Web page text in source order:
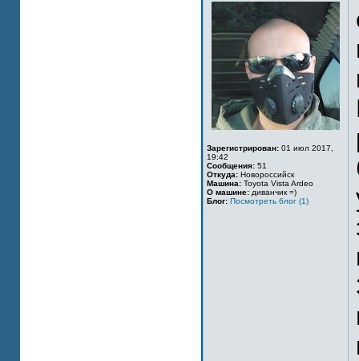
Зарегистрирован: 01 июл 2017,
19:42
Сообщения: 51
Откуда: Новороссийск
Машина: Toyota Vista Ardeo
О машине: диванчик =)
Блог: Посмотреть блог (1)